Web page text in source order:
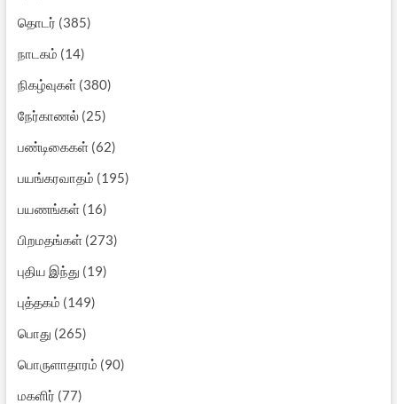
தொடர் (385)
நாடகம் (14)
நிகழ்வுகள்(380)
நேர்காணல்(25)
பண்டிகைகள்(62)
பயங்கரவாதம் (195)
பயணங்கள்(16)
பிறமதங்கள்(273)
புதிய இந்து (19)
புத்தகம் (149)
பொது (265)
பொருளாதாரம் (90)
மகளிர் (77)